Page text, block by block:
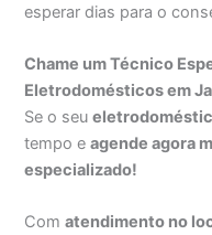
esperar dias para o
Chame um Técnico
Eletrodomésticos em
Se o seu
tempo eagende agora
especializado!
Comatendimento no